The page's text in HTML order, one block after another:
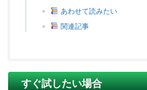
あわせて読みたい
関連記事
すぐ試したい場合